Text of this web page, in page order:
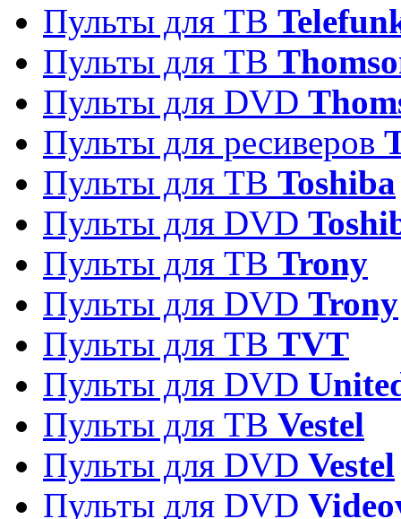
Пульты для ТВ
Пульты для ТВ
Пульты для DVD
Пульты для ресиверов
Пульты для ТВ Toshiba
Пульты для DVD
Пульты для ТВ Trony
Пульты для DVD Trony
Пульты для ТВ TVT
Пульты для DVD
Пульты для ТВ Vestel
Пульты для DVD Vestel
Пульты для DVD